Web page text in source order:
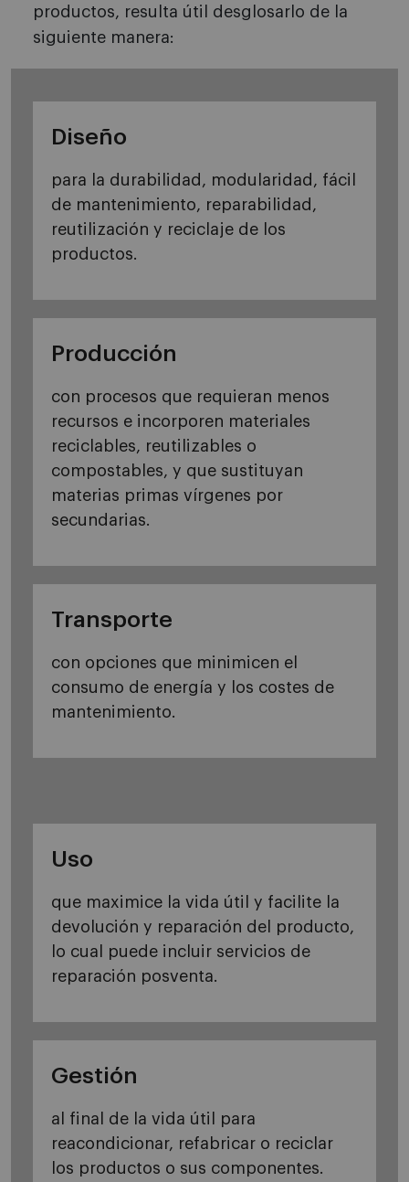
productos, resulta útil desglosarlo de la
siguiente manera:
Diseño
para la durabilidad, modularidad, fácil
de mantenimiento, reparabilidad,
reutilización y reciclaje de los
productos.
Producción
con procesos que requieran menos
recursos e incorporen materiales
reciclables, reutilizables o
compostables, y que sustituyan
materias primas vírgenes por
secundarias.
Transporte
con opciones que minimicen el
consumo de energía y los costes de
mantenimiento.
Uso
que maximice la vida útil y facilite la
devolución y reparación del producto,
lo cual puede incluir servicios de
reparación posventa.
Gestión
al final de la vida útil para
reacondicionar, refabricar o reciclar
los productos o sus componentes.